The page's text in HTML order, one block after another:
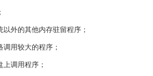
以外的其他内存驻留程序；
用较大的程序；
调用程序；